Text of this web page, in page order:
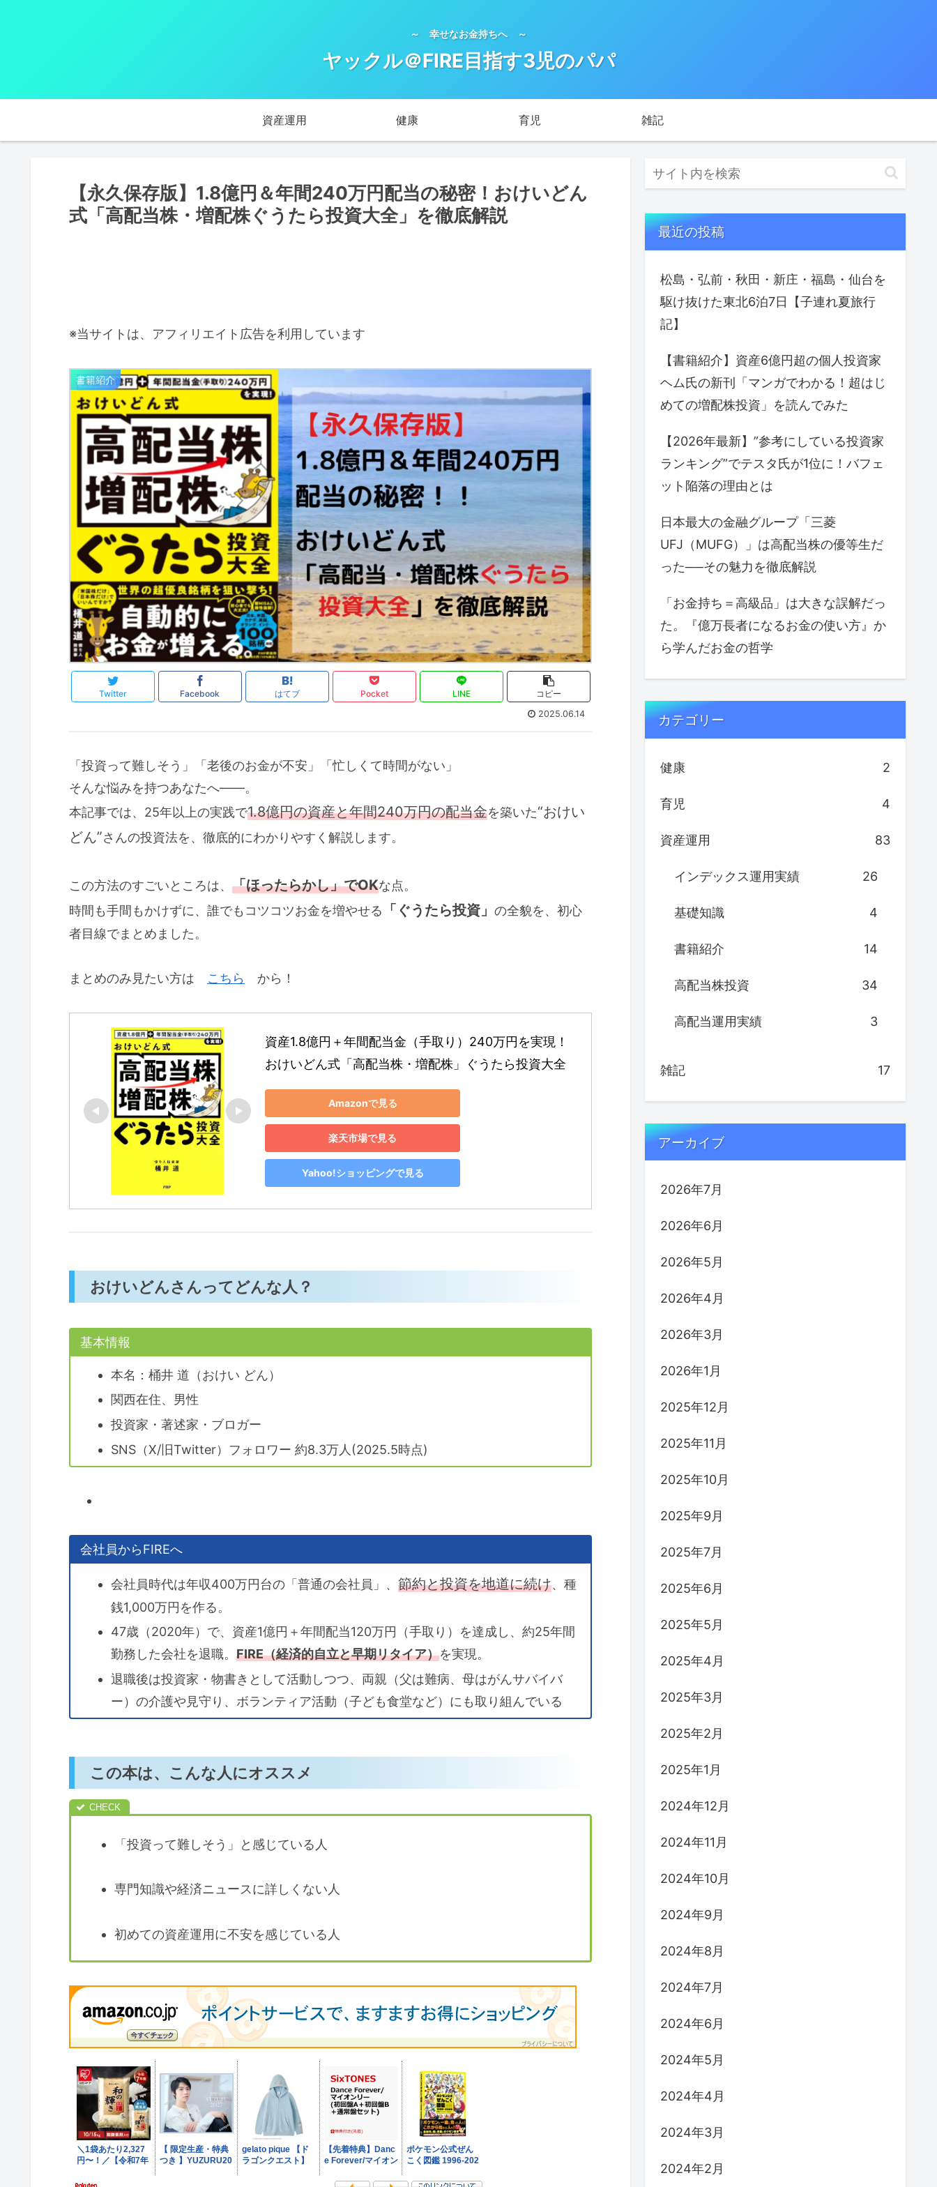
～ 幸せなお金持ちへ ～
ヤックル＠FIRE目指す3児のパパ
資産運用 健康 育児 雑記
【永久保存版】1.8億円＆年間240万円配当の秘密！おけいどん
式「高配当株・増配株ぐうたら投資大全」を徹底解説
※当サイトは、アフィリエイト広告を利用しています
書籍紹介
Twitter Facebook はてブ Pocket LINE
コピー
2025.06.14
「投資って難しそう」「老後のお金が不安」「忙しくて時間がない」
そんな悩みを持つあなたへ――。
本記事では、25年以上の実践で1.8億円の資産と年間240万円の配当金を築いた“おけい
どん”さんの投資法を、徹底的にわかりやすく解説します。
この方法のすごいところは、 「ほったらかし」でOKな点。
時間も手間もかけずに、誰でもコツコツお金を増やせる
「ぐうたら投資」 の全貌を、初心
者目線でまとめました。
まとめのみ見たい方は こちら から！
資産1.8億円＋年間配当金（手取り）240万円を実現！
おけいどん式「高配当株・増配株」ぐうたら投資大全
Amazonで見る
楽天市場で見る
Yahoo!ショッピングで見る
おけいどんさんってどんな人？
基本情報
本名：桶井 道（おけい どん）
関西在住、男性
投資家・著述家・ブロガー
SNS（X/旧Twitter）フォロワー 約8.3万人(2025.5時点)
会社員からFIREへ
会社員時代は年収400万円台の「普通の会社員」、 節約と投資を地道に続け、種
銭1,000万円を作る。
47歳（2020年）で、資産1億円＋年間配当120万円（手取り）を達成し、約25年間
勤務した会社を退職。 FIRE（経済的自立と早期リタイア）を実現。
退職後は投資家・物書きとして活動しつつ、両親（父は難病、母はがんサバイバ
ー）の介護や見守り、ボランティア活動（子ども食堂など）にも取り組んでいる
この本は、こんな人にオススメ
「投資って難しそう」と感じている人
専門知識や経済ニュースに詳しくない人
初めての資産運用に不安を感じている人
最近の投稿
松島・弘前・秋田・新庄・福島・仙台を
駆け抜けた東北6泊7日【子連れ夏旅行
記】
【書籍紹介】資産6億円超の個人投資家
ヘム氏の新刊「マンガでわかる！超はじ
めての増配株投資」を読んでみた
【2026年最新】”参考にしている投資家
ランキング”でテスタ氏が1位に！バフェ
ット陥落の理由とは
日本最大の金融グループ「三菱
UFJ（MUFG）」は高配当株の優等生だ
った──その魅力を徹底解説
「お金持ち＝高級品」は大きな誤解だっ
た。『億万長者になるお金の使い方』か
ら学んだお金の哲学
カテゴリー
健康 2
育児 4
資産運用 83
インデックス運用実績 26
基礎知識 4
書籍紹介 14
高配当株投資 34
高配当運用実績 3
雑記 17
アーカイブ
2026年7月
2026年6月
2026年5月
2026年4月
2026年3月
2026年1月
2025年12月
2025年11月
2025年10月
2025年9月
2025年7月
2025年6月
2025年5月
2025年4月
2025年3月
2025年2月
2025年1月
2024年12月
2024年11月
2024年10月
2024年9月
2024年8月
2024年7月
2024年6月
2024年5月
2024年4月
2024年3月
2024年2月